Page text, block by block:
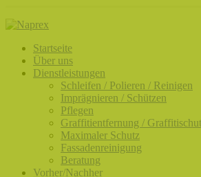
Startseite
Über uns
Dienstleistungen
Schleifen / Polieren / Reinigen
Imprägnieren / Schützen
Pflegen
Graffitientfernung /
Maximaler Schutz
Fassadenreinigung
Beratung
Vorher/Nachher